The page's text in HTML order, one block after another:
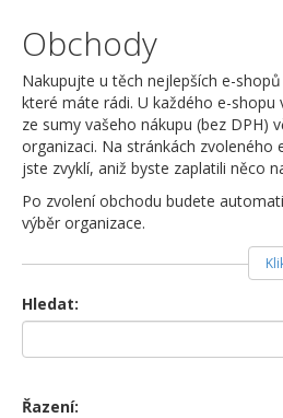
Obchody
Nakupujte u těch nejlepších e-
které máte rádi. U každého e-
ze sumy vašeho nákupu (bez DPH)
organizaci. Na stránkách zvoleného
jste zvyklí, aniž byste zaplatili něco
Po zvolení obchodu budete
výběr organizace.
Hledat:
Řazení: